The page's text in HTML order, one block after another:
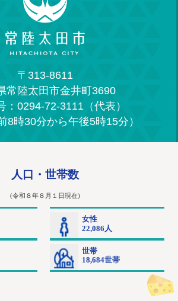
〒313-8611
常陸太田市金井町3690
：0294-72-3111（代表）
8時30分から午後5時15分）